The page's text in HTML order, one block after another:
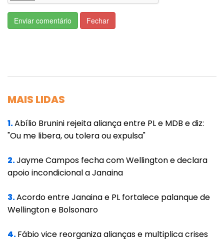
bom hábito? Essa é a resposta que muitos
desejam saber. Para início de conversa, é
singular, em outras palavras, a quantidade de
José nem sempre será igual a de Maria, uma
vez que são seres humanos diferentes.
Uma pesquisa muito antiga afirma que para
se adquirir um novo hábito são necessários 21
dias praticando a mesma atividade, com
tese foi defendida pelo cirurgião plástico
década de 1960. Outra pesquisa indica que
Enviar comentário Fechar
MAIS LIDAS
1.Abílio Brunini rejeita aliança entre PL e MDB e diz:
"Ou me libera, ou tolera ou expulsa"
2.Jayme Campos fecha com Wellington e declara
apoio incondicional a Janaina
3.Acordo entre Janaina e PL fortalece palanque de
Wellington e Bolsonaro
4.Fábio vice reorganiza alianças e multiplica crises